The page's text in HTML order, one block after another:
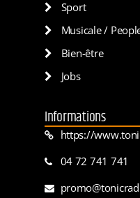
Sport
Musicale /
Bien-être
Jobs
Informations
https://
04 72 741 741